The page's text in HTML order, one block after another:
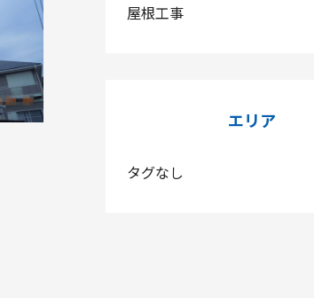
屋根工事
エリア
タグなし